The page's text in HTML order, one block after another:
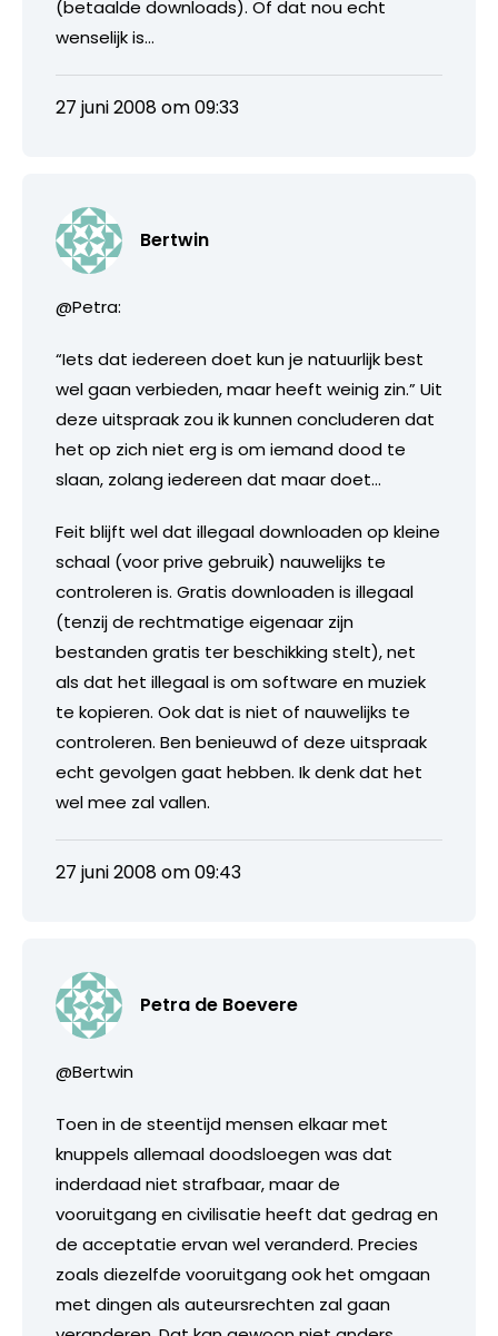
(betaalde downloads). Of dat nou echt
wenselijk is…
27 juni 2008 om 09:33
Bertwin
@Petra:
“Iets dat iedereen doet kun je natuurlijk best
wel gaan verbieden, maar heeft weinig zin.” Uit
deze uitspraak zou ik kunnen concluderen dat
het op zich niet erg is om iemand dood te
slaan, zolang iedereen dat maar doet…
Feit blijft wel dat illegaal downloaden op kleine
schaal (voor prive gebruik) nauwelijks te
controleren is. Gratis downloaden is illegaal
(tenzij de rechtmatige eigenaar zijn
bestanden gratis ter beschikking stelt), net
als dat het illegaal is om software en muziek
te kopieren. Ook dat is niet of nauwelijks te
controleren. Ben benieuwd of deze uitspraak
echt gevolgen gaat hebben. Ik denk dat het
wel mee zal vallen.
27 juni 2008 om 09:43
Petra de Boevere
@Bertwin
Toen in de steentijd mensen elkaar met
knuppels allemaal doodsloegen was dat
inderdaad niet strafbaar, maar de
vooruitgang en civilisatie heeft dat gedrag en
de acceptatie ervan wel veranderd. Precies
zoals diezelfde vooruitgang ook het omgaan
met dingen als auteursrechten zal gaan